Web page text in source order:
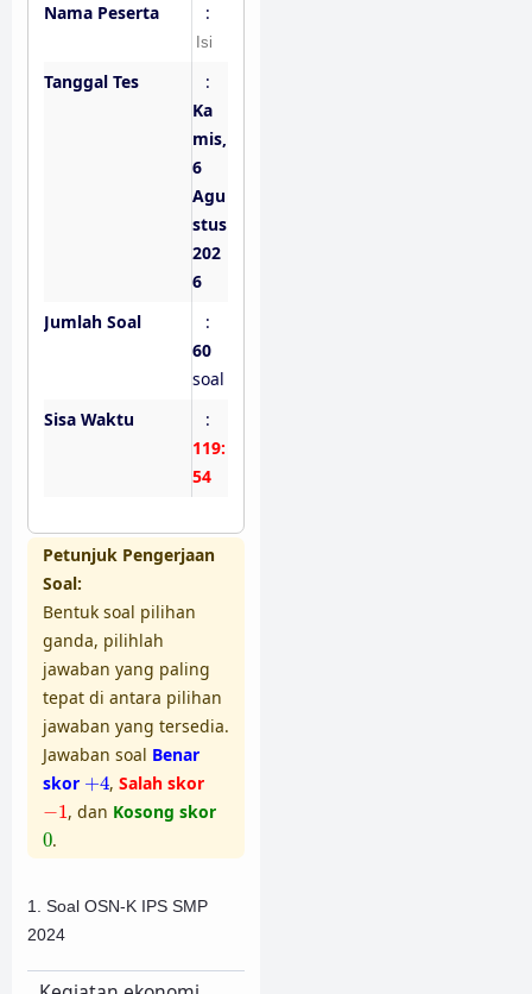
Nama Peserta :
Tanggal Tes
:
Ka
mis,
6
Agu
stus
202
6
Jumlah Soal
:
60
soal
Sisa Waktu
:
119:
53
Petunjuk Pengerjaan
Soal:
Bentuk soal pilihan
ganda, pilihlah
jawaban yang paling
tepat di antara pilihan
jawaban yang tersedia.
Jawaban soal Benar
skor +4
+ 4, Salah skor
−1
1 , dan Kosong skor
0
0.
1. Soal OSN-K IPS SMP
2024